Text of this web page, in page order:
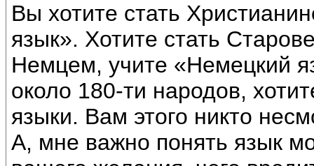
Вы хотите стать
язык». Хотите стать
Немцем, учите «Немецкий
около 180-ти народов,
языки. Вам этого никто
А, мне важно понять язык